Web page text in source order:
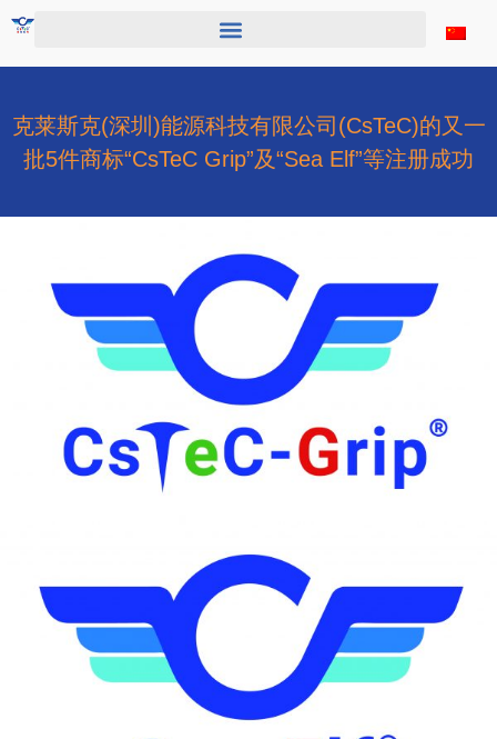
克莱斯克(深圳)能源科技有限公司(CsTeC)的又一
批5件商标“CsTeC Grip”及“Sea Elf”等注册成功